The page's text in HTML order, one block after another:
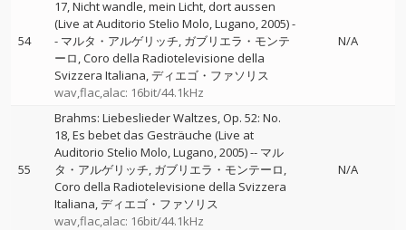
54
17, Nicht wandle, mein Licht, dort aussen
(Live at Auditorio Stelio Molo, Lugano, 2005)-
- マルタ・アルゲリッチ ガブリエラ・モンテ
ーロ Coro della Radiotelevisione della
Svizzera Italiana ディエゴ・ファソリス
wav,flac,alac: 16bit/44.1kHz
N/A
55
Brahms: Liebeslieder Waltzes, Op. 52: No.
18, Es bebet das Gesträuche (Live at
Auditorio Stelio Molo, Lugano, 2005)-- マル
タ・アルゲリッチ ガブリエラ・モンテーロ
Coro della Radiotelevisione della Svizzera
Italiana ディエゴ・ファソリス
wav,flac,alac: 16bit/44.1kHz
N/A